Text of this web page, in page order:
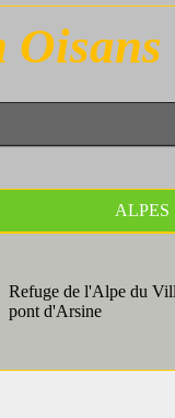
Oisans
Refuge de l'Alpe du
pont d'Arsine